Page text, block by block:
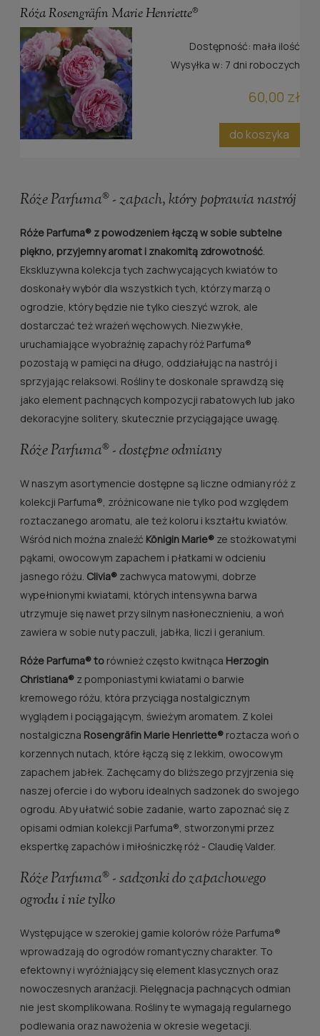
Róża Rosengräfin Marie Henriette®
Dostępność: mała ilość
Wysyłka w: 7 dni roboczych
60,00 zł
do koszyka
Róże Parfuma® - zapach, który poprawia nastrój
Róże Parfuma® z powodzeniem łączą w sobie subtelne
piękno, przyjemny aromat i znakomitą zdrowotność.
Ekskluzywna kolekcja tych zachwycających kwiatów to
doskonały wybór dla wszystkich tych, którzy marzą o
ogrodzie, który będzie nie tylko cieszyć wzrok, ale
dostarczać też wrażeń węchowych. Niezwykłe,
uruchamiające wyobraźnię zapachy róż Parfuma®
pozostają w pamięci na długo, oddziałując na nastrój i
sprzyjając relaksowi. Rośliny te doskonale sprawdzą się
jako element pachnących kompozycji rabatowych lub jako
dekoracyjne solitery, skutecznie przyciągające uwagę.
Róże Parfuma® - dostępne odmiany
W naszym asortymencie dostępne są liczne odmiany róż z
kolekcji Parfuma®, zróżnicowane nie tylko pod względem
roztaczanego aromatu, ale też koloru i kształtu kwiatów.
Wśród nich można znaleźć Königin Marie® ze stożkowatymi
pąkami, owocowym zapachem i płatkami w odcieniu
jasnego różu. Clivia® zachwyca matowymi, dobrze
wypełnionymi kwiatami, których intensywna barwa
utrzymuje się nawet przy silnym nasłonecznieniu, a woń
zawiera w sobie nuty paczuli, jabłka, liczi i geranium.
Róże Parfuma® to również często kwitnąca Herzogin
Christiana® z pomponiastymi kwiatami o barwie
kremowego różu, która przyciąga nostalgicznym
wyglądem i pociągającym, świeżym aromatem. Z kolei
nostalgiczna Rosengräfin Marie Henriette® roztacza woń o
korzennych nutach, które łączą się z lekkim, owocowym
zapachem jabłek. Zachęcamy do bliższego przyjrzenia się
naszej ofercie i do wyboru idealnych sadzonek do swojego
ogrodu. Aby ułatwić sobie zadanie, warto zapoznać się z
opisami odmian kolekcji Parfuma®, stworzonymi przez
ekspertkę zapachów i miłośniczkę róż - Claudię Valder.
Róże Parfuma® - sadzonki do zapachowego
ogrodu i nie tylko
Występujące w szerokiej gamie kolorów róże Parfuma®
wprowadzają do ogrodów romantyczny charakter. To
efektowny i wyróżniający się element klasycznych oraz
nowoczesnych aranżacji. Pielęgnacja pachnących odmian
nie jest skomplikowana. Rośliny te wymagają regularnego
podlewania oraz nawożenia w okresie wegetacji.